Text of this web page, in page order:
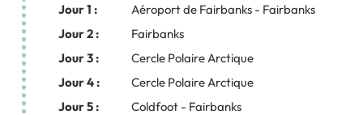
Jour 1 :
Aéroport de Fairbanks - Fairbanks
Jour 2 :
Fairbanks
Jour 3 :
Cercle Polaire Arctique
Jour 4 :
Cercle Polaire Arctique
Jour 5 :
Coldfoot - Fairbanks